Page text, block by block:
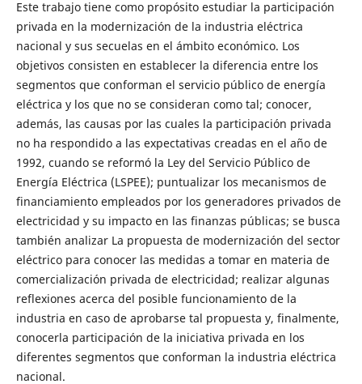
Este trabajo tiene como propósito estudiar la participación
privada en la modernización de la industria eléctrica
nacional y sus secuelas en el ámbito económico. Los
objetivos consisten en establecer la diferencia entre los
segmentos que conforman el servicio público de energía
eléctrica y los que no se consideran como tal; conocer,
además, las causas por las cuales la participación privada
no ha respondido a las expectativas creadas en el año de
1992, cuando se reformó la Ley del Servicio Público de
Energía Eléctrica (LSPEE); puntualizar los mecanismos de
financiamiento empleados por los generadores privados de
electricidad y su impacto en las finanzas públicas; se busca
también analizar La propuesta de modernización del sector
eléctrico para conocer las medidas a tomar en materia de
comercialización privada de electricidad; realizar algunas
reflexiones acerca del posible funcionamiento de la
industria en caso de aprobarse tal propuesta y, finalmente,
conocerla participación de la iniciativa privada en los
diferentes segmentos que conforman la industria eléctrica
nacional.